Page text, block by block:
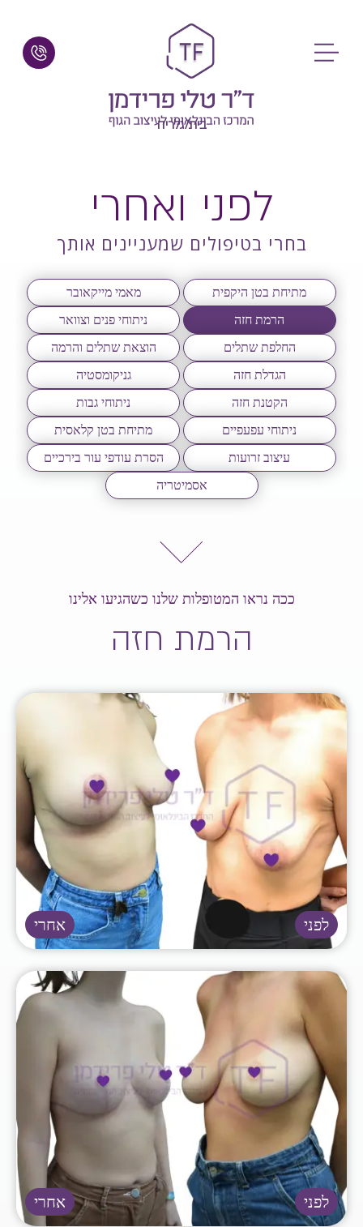
בית/גלריה
לפני ואחרי
בחרי בטיפולים שמעניינים אותך
מתיחת בטן היקפית
מאמי מייקאובר
הרמת חזה
ניתוחי פנים וצוואר
החלפת שתלים
הוצאת שתלים והרמה
הגדלת חזה
גניקומסטיה
הקטנת חזה
ניתוחי גבות
ניתוחי עפעפיים
מתיחת בטן קלאסית
עיצוב זרועות
הסרת עודפי עור בירכיים
אסמיטריה
ככה נראו המטופלות שלנו כשהגיעו אלינו
הרמת חזה